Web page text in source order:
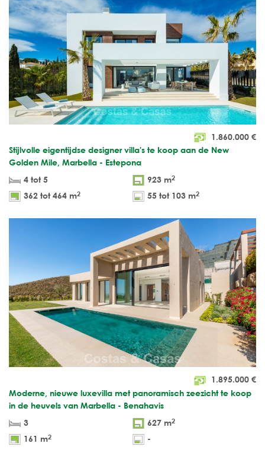
1.860.000 €
Stijlvolle eigentijdse designer villa's te koop aan de New
Golden Mile, Marbella - Estepona
4 tot 5
923 m2
362 tot 464 m2 55 tot 103 m2
1.895.000 €
Moderne, nieuwe luxevilla met panoramisch zeezicht te koop
in de heuvels van Marbella - Benahavis
3
627 m2
161 m2 -